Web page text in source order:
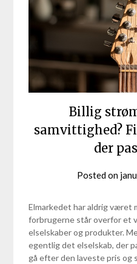
Billig
samvittighed?
der
Posted on
Elmarkedet har aldrig været
forbrugerne står overfor et
elselskaber og produkter.
egentlig det elselskab, der
gå efter den laveste pris og